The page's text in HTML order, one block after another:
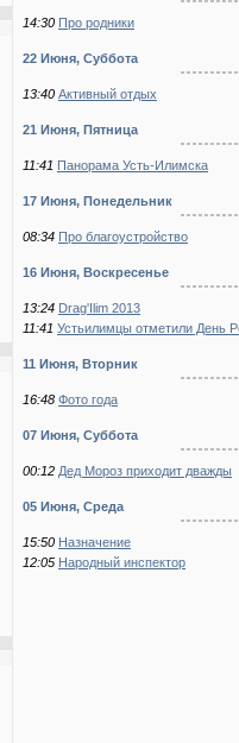
14:30 Про родники
22 Июня, Суббота
13:40 Активный отдых
21 Июня, Пятница
11:41 Панорама Усть-Илимска
17 Июня, Понедельник
08:34 Про благоустройство
16 Июня, Воскресенье
13:24 Drag'Ilim 2013
11:41 Устьилимцы отметили День
11 Июня, Вторник
16:48 Фото года
07 Июня, Суббота
00:12 Дед Мороз приходит дважды
05 Июня, Среда
15:50 Назначение
12:05 Народный инспектор